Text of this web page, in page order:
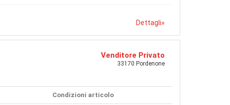
Dettagli»
Venditore Privato
33170 Pordenone
Condizioni articolo